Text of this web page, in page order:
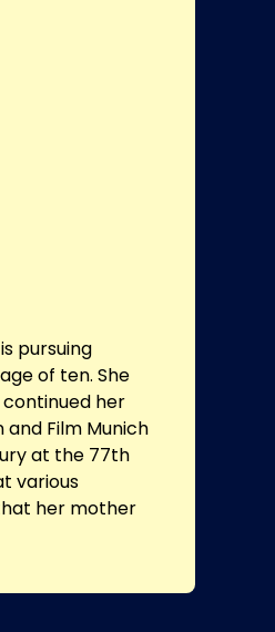
pursuing
of ten. She
her
Film Munich
at the 77th
various
her mother